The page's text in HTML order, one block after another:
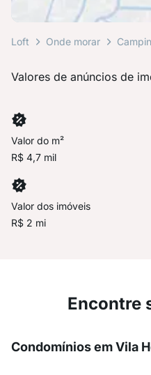
Loft Onde morar
Valores de anúncios de
Valor do m²
R$ 4,7 mil
Valor dos imóveis
R$ 2 mi
Encontre
Condomínios em Vila